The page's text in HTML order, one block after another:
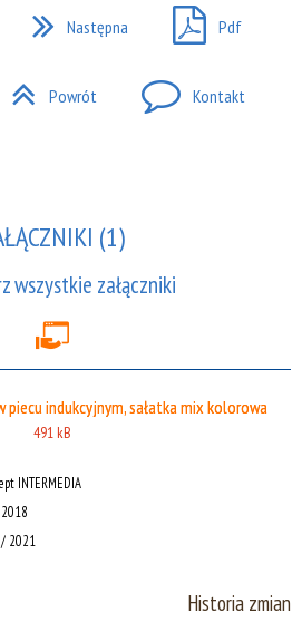
Następna Pdf
Powrót Kontakt
(1)
wszystkie załączniki
piecu indukcyjnym, sałatka mix kolorowa
491 kB
INTERMEDIA
2021
Historia zmian